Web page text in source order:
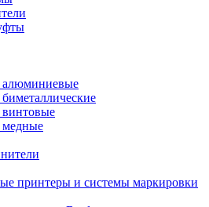
алюминиевые
медные
принтеры и системы маркировки